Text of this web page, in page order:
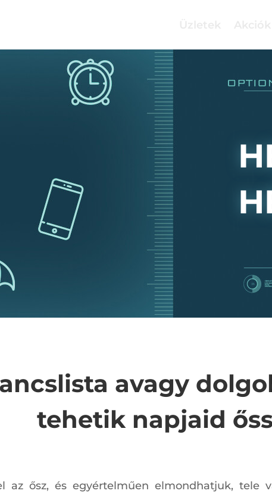
avagy
tehetik napjaid
az ősz, és egyértelműen elmondhatjuk, tele